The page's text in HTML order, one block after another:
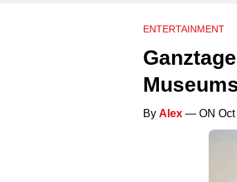
ENTERTAINMENT
By Alex — ON Oct